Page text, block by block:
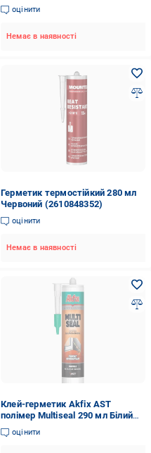
оцінити
Немає в наявності
Герметик термостійкий 280 мл
Червоний (2610848352)
оцінити
Немає в наявності
Клей-герметик Akfix AST
полімер Multiseal 290 мл Бiлий
(18666093)
оцінити